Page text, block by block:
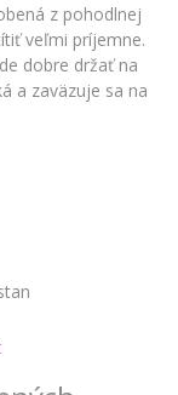
z pohodlnej
veľmi príjemne.
dobre držať na
a zaväzuje sa na